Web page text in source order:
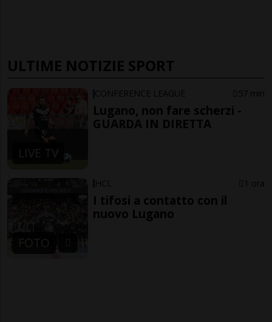
ULTIME NOTIZIE SPORT
LIVE TV
CONFERENCE LEAGUE 57 min
Lugano, non fare scherzi -
GUARDA IN DIRETTA
FOTO
HCL 1 ora
I tifosi a contatto con il
nuovo Lugano